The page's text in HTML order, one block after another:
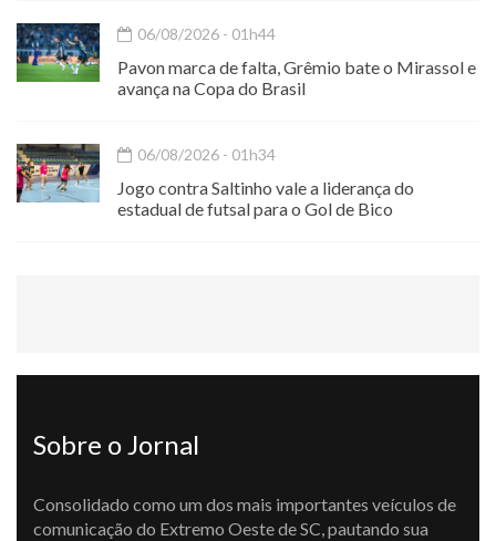
06/08/2026 - 01h44
Pavon marca de falta, Grêmio bate o Mirassol e
avança na Copa do Brasil
06/08/2026 - 01h34
Jogo contra Saltinho vale a liderança do
estadual de futsal para o Gol de Bico
Sobre o Jornal
Consolidado como um dos mais importantes veículos de
comunicação do Extremo Oeste de SC, pautando sua